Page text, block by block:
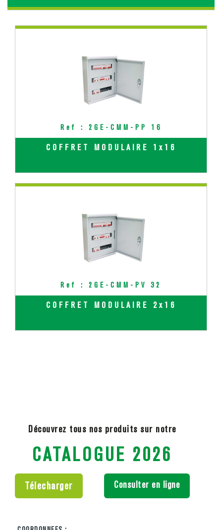
Ref : 2GE-CMM-PP 16
COFFRET MODULAIRE 1x16
Ref : 2GE-CMM-PV 32
COFFRET MODULAIRE 2x16
Découvrez tous nos produits sur notre
CATALOGUE 2026
Télecharger Consulter en ligne